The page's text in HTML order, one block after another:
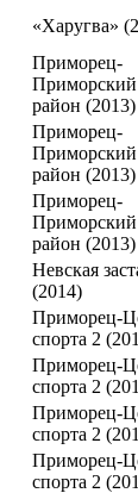
«Харугва»
Приморец-
Приморский
район (2013)
Приморец-
Приморский
район (2013)
Приморец-
Приморский
район (2013)
Невская
(2014)
Приморец-
спорта 2
Приморец-
спорта 2
Приморец-
спорта 2
Приморец-
спорта 2